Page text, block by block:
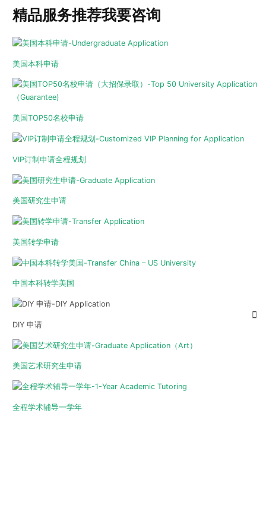
精品服务推荐我要咨询
美国本科申请
美国TOP50名校申请
VIP订制申请全程规划
美国研究生申请
美国转学申请
中国本科转学美国
DIY 申请
美国艺术研究生申请
全程学术辅导一学年